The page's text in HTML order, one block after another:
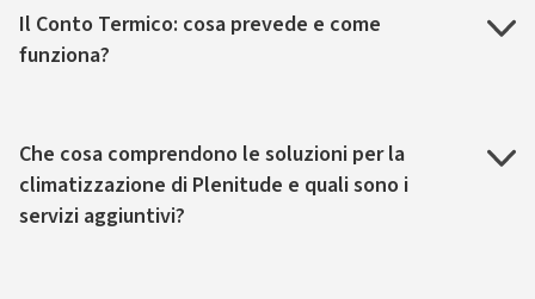
Il Conto Termico: cosa prevede e come
funziona?
Che cosa comprendono le soluzioni per la
climatizzazione di Plenitude e quali sono i
servizi aggiuntivi?